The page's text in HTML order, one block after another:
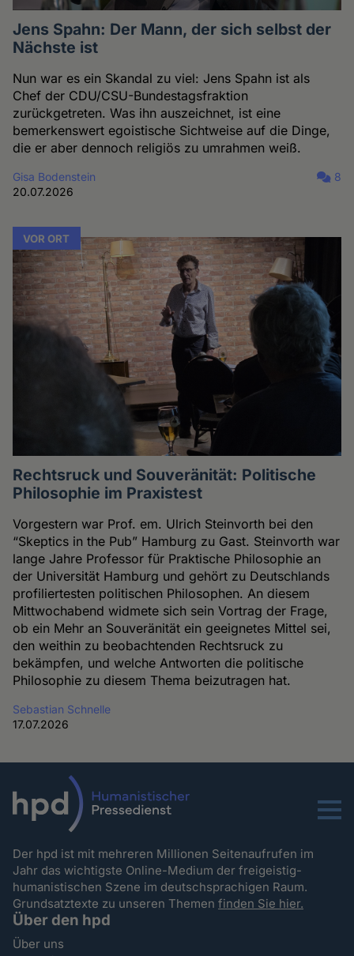
Jens Spahn: Der Mann, der sich selbst der
Nächste ist
Nun war es ein Skandal zu viel: Jens Spahn ist als
Chef der CDU/CSU-Bundestagsfraktion
zurückgetreten. Was ihn auszeichnet, ist eine
bemerkenswert egoistische Sichtweise auf die Dinge,
die er aber dennoch religiös zu umrahmen weiß.
Gisa Bodenstein
20.07.2026
8
VOR ORT
Rechtsruck und Souveränität: Politische
Philosophie im Praxistest
Vorgestern war Prof. em. Ulrich Steinvorth bei den
“Skeptics in the Pub” Hamburg zu Gast. Steinvorth war
lange Jahre Professor für Praktische Philosophie an
der Universität Hamburg und gehört zu Deutschlands
profiliertesten politischen Philosophen. An diesem
Mittwochabend widmete sich sein Vortrag der Frage,
ob ein Mehr an Souveränität ein geeignetes Mittel sei,
den weithin zu beobachtenden Rechtsruck zu
bekämpfen, und welche Antworten die politische
Philosophie zu diesem Thema beizutragen hat.
Sebastian Schnelle
17.07.2026
Menu
Der hpd ist mit mehreren Millionen Seitenaufrufen im
Jahr das wichtigste Online-Medium der freigeistig-
humanistischen Szene im deutschsprachigen Raum.
Grundsatztexte zu unseren Themenfinden Sie hier.
Über den hpd
Über uns